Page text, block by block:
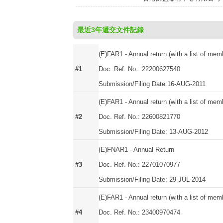
最近3年遞交文件記錄
#1
(E)FAR1 - Annual return (with a list of
Doc. Ref. No.: 22200627540
Submission/Filing Date:16-AUG-2011
#2
(E)FAR1 - Annual return (with a list of
Doc. Ref. No.: 22600821770
Submission/Filing Date: 13-AUG-2012
#3
(E)FNAR1 - Annual Return
Doc. Ref. No.: 22701070977
Submission/Filing Date: 29-JUL-2014
#4
(E)FAR1 - Annual return (with a list of
Doc. Ref. No.: 23400970474